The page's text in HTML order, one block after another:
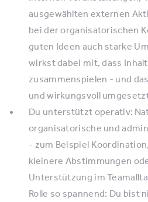
ausgewählten externen
bei der organisatorischen
guten Ideen auch starke
wirkst dabei mit, dass
zusammenspielen - und
und wirkungsvoll
Du unterstützt operativ:
organisatorische und
- zum Beispiel
kleinere Abstimmungen
Unterstützung im
Rolle so spannend: Du bist